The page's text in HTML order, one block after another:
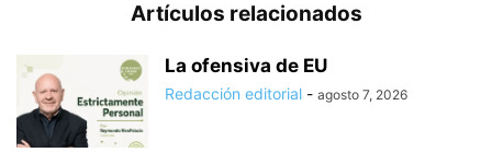
Artículos relacionados
La ofensiva de EU
Redacción editorial - agosto 7, 2026